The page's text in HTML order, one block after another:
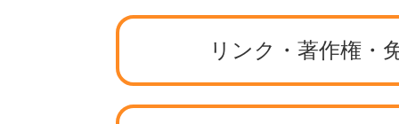
リンク・著作権・